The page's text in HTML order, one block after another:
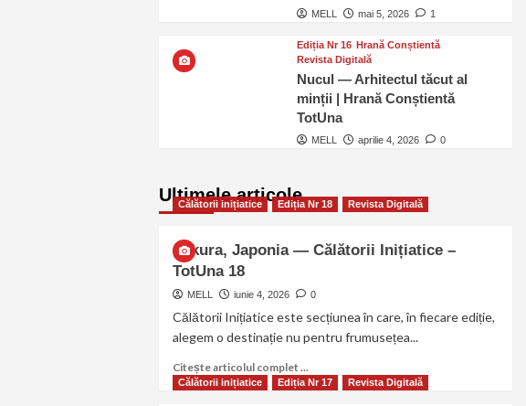
MELL mai 5, 2026 1
Ediția Nr 16 Hrană Conștientă
Revista Digitală
Nucul — Arhitectul tăcut al
minții | Hrană Conștientă
TotUna
MELL aprilie 4, 2026 0
Ultimele articole
Călătorii inițiatice Ediția Nr 18 Revista Digitală
Sakura, Japonia — Călătorii Inițiatice –
TotUna 18
MELL iunie 4, 2026 0
Călătorii Inițiatice este secțiunea în care, în fiecare ediție,
alegem o destinație nu pentru frumusețea...
Citește articolul complet ...
Călătorii inițiatice Ediția Nr 17 Revista Digitală